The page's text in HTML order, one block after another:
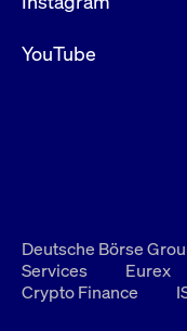
YouTube
Deutsche Börse
Services
Eurex
Crypto Finance